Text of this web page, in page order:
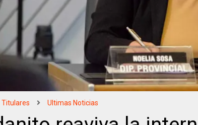
Titulares Ultimas Noticias